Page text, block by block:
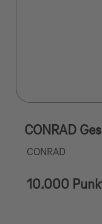
CONRAD
CONRAD
10.000